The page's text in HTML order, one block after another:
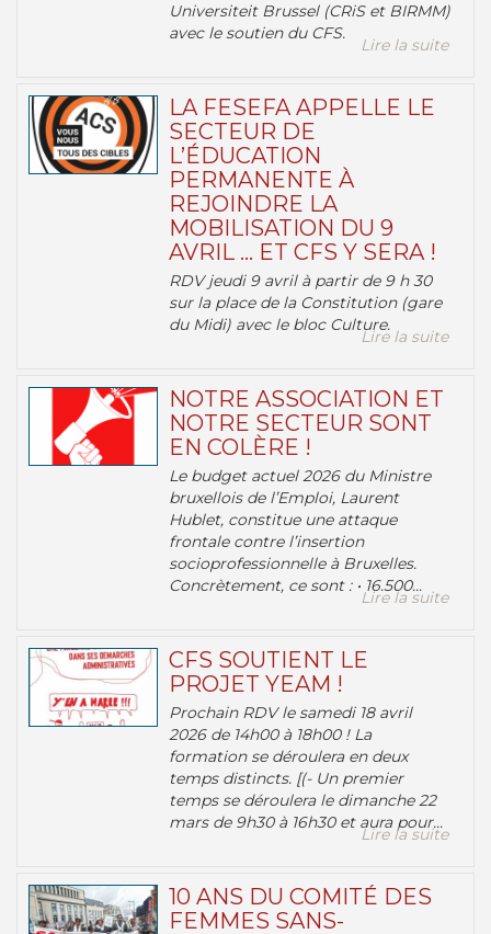
Universiteit Brussel (CRiS et BIRMM)
avec le soutien du CFS.
Lire la suite
LA FESEFA APPELLE LE
SECTEUR DE
L’ÉDUCATION
PERMANENTE À
REJOINDRE LA
MOBILISATION DU 9
AVRIL … ET CFS Y SERA !
RDV jeudi 9 avril à partir de 9 h 30
sur la place de la Constitution (gare
du Midi) avec le bloc Culture.
Lire la suite
NOTRE ASSOCIATION ET
NOTRE SECTEUR SONT
EN COLÈRE !
Le budget actuel 2026 du Ministre
bruxellois de l’Emploi, Laurent
Hublet, constitue une attaque
frontale contre l’insertion
socioprofessionnelle à Bruxelles.
Concrètement, ce sont : • 16.500...
Lire la suite
CFS SOUTIENT LE
PROJET YEAM !
Prochain RDV le samedi 18 avril
2026 de 14h00 à 18h00 ! La
formation se déroulera en deux
temps distincts. [(- Un premier
temps se déroulera le dimanche 22
mars de 9h30 à 16h30 et aura pour...
Lire la suite
10 ANS DU COMITÉ DES
FEMMES SANS-